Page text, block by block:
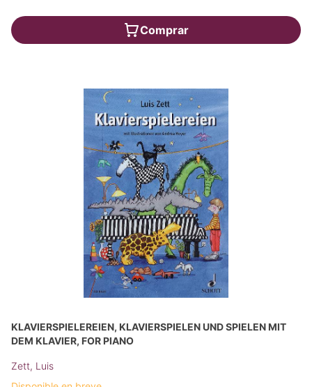
Comprar
KLAVIERSPIELEREIEN, KLAVIERSPIELEN UND SPIELEN MIT
DEM KLAVIER, FOR PIANO
Zett, Luis